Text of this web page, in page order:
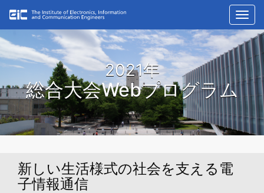
2021年
総合大会Webプログラム
新しい生活様式の社会を支える電
子情報通信